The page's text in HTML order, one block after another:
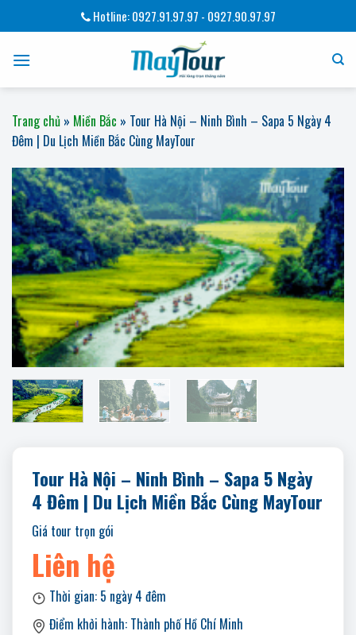
qua
dung
Hotline: 0927.91.97.97 - 0927.90.97.97
Trang chủ » Miền Bắc » Tour Hà Nội – Ninh Bình – Sapa 5 Ngày 4
Đêm | Du Lịch Miền Bắc Cùng MayTour
Tour Hà Nội – Ninh Bình – Sapa 5 Ngày
4 Đêm | Du Lịch Miền Bắc Cùng MayTour
Giá tour trọn gói
Liên hệ
Thời gian: 5 ngày 4 đêm
Điểm khởi hành: Thành phố Hồ Chí Minh